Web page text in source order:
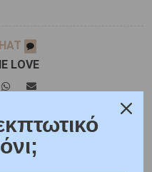
LOVE
Ρολογιών
μας